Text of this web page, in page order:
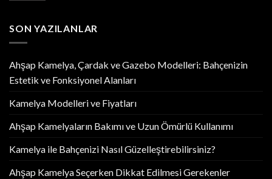
SON YAZILANLAR
Ahşap Kamelya, Çardak ve Gazebo Modelleri: Bahçenizin
Estetik ve Fonksiyonel Alanları
Kamelya Modelleri ve Fiyatları
Ahşap Kamelyaların Bakımı ve Uzun Ömürlü Kullanımı
Kamelya ile Bahçenizi Nasıl Güzelleştirebilirsiniz?
Ahşap Kamelya Seçerken Dikkat Edilmesi Gerekenler